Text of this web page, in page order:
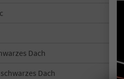
Dach
Dach